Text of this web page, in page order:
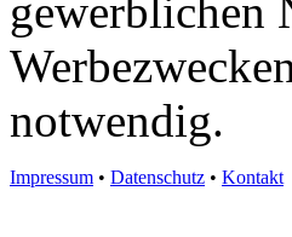
gewerblichen
notwendig.
Impressum • Datenschutz • Kontakt